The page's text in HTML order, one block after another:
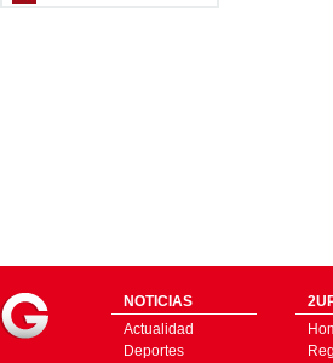
NOTICIAS
Actualidad
Deportes